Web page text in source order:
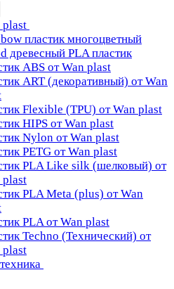
plast
пластик многоцветный
древесный PLA пластик
ABS от Wan plast
ART (декоративный) от Wan
Flexible (TPU) от Wan plast
HIPS от Wan plast
Nylon от Wan plast
PETG от Wan plast
PLA Like silk (шелковый) от
plast
PLA Meta (plus) от Wan
PLA от Wan plast
Techno (Технический) от
plast